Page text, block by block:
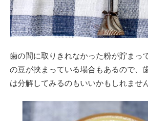
歯の間に取りきれなかった粉が貯まっ
の豆が挟まっている場合もあるので、
は分解してみるのもいいかもしれません